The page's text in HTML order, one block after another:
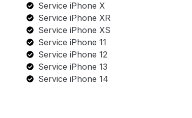
Service iPhone X
Service iPhone XR
Service iPhone XS
Service iPhone 11
Service iPhone 12
Service iPhone 13
Service iPhone 14